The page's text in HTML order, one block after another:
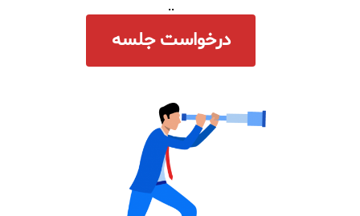
..
درخواست جلسه
سامانه آزمون آنلاین